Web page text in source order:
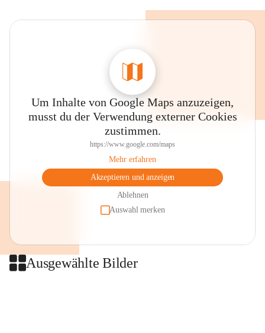
Um Inhalte von Google Maps anzuzeigen,
musst du der Verwendung externer Cookies
zustimmen.
https://www.google.com/maps
Mehr erfahren
Akzeptieren und anzeigen
Ablehnen
Auswahl merken
Ausgewählte Bilder